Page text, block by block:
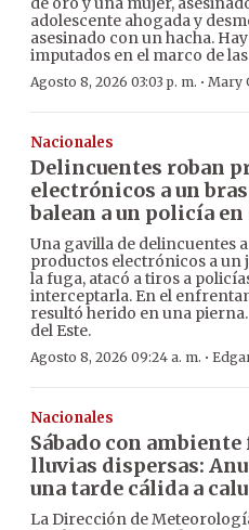
adolescente ahogada y
asesinado con un hacha.
imputados en el marco de
Agosto 8, 2026 03:03 p. m. · Mary
Nacionales
Delincuentes roban
electrónicos a un
balean a un policía en
Una gavilla de delincuentes
productos electrónicos a un
la fuga, atacó a tiros a
interceptarla. En el
resultó herido en una
del Este.
Agosto 8, 2026 09:24 a. m. ·
Nacionales
Sábado con
lluvias dispersas:
una tarde cálida a
La Dirección de